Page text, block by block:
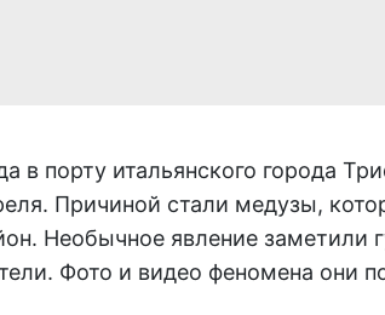
в порту итальянского города
Причиной стали медузы,
Необычное явление
Фото и видео феномена они